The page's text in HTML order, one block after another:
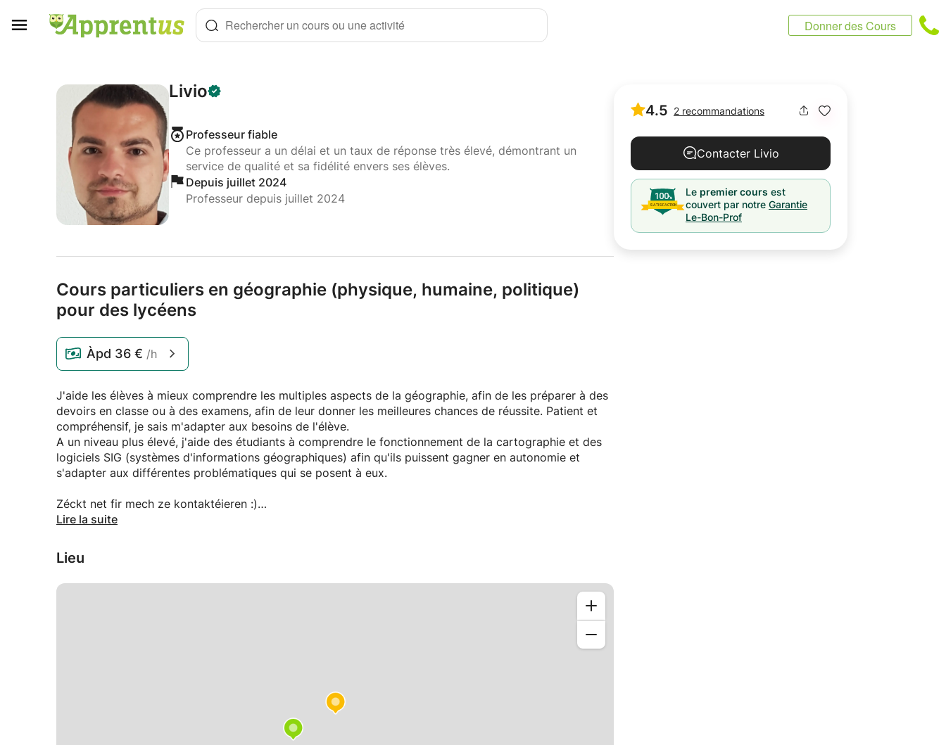
Rechercher un cours ou une activité Donner des Cours
Livio
Professeur fiable
Ce professeur a un délai et un taux de réponse très élevé, démontrant un
service de qualité et sa fidélité envers ses élèves.
Depuis juillet 2024
Professeur depuis juillet 2024
Cours particuliers en géographie (physique, humaine, politique)
pour des lycéens
Àpd 36 € /h
J'aide les élèves à mieux comprendre les multiples aspects de la géographie, afin de les préparer à des
devoirs en classe ou à des examens, afin de leur donner les meilleures chances de réussite. Patient et
compréhensif, je sais m'adapter aux besoins de l'élève.
A un niveau plus élevé, j'aide des étudiants à comprendre le fonctionnement de la cartographie et des
logiciels SIG (systèmes d'informations géographiques) afin qu'ils puissent gagner en autonomie et
s'adapter aux différentes problématiques qui se posent à eux.
Zéckt net fir mech ze kontaktéieren :)
Ech schwätzen Lëtzebuergesch, Franséisch, Däitsch an Englesch
Lire la suite
Lieu
4.5 2 recommandations
Contacter Livio
Le premier cours est
couvert par notre Garantie
Le-Bon-Prof